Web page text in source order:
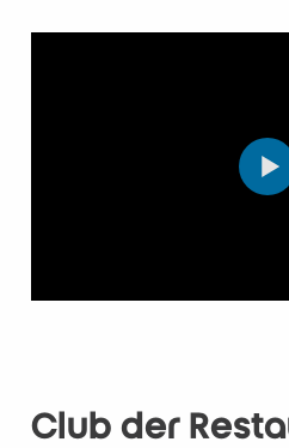
Club der